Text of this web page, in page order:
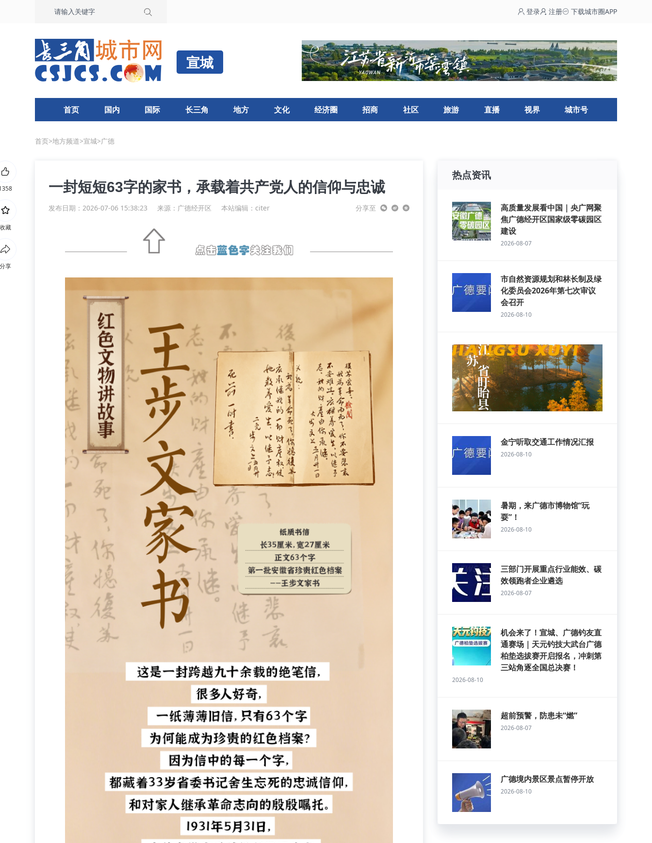
登录 注册 下载城市圈APP
宣城
首页 国内 国际 长三角 地方 文化 经济圈 招商 社区 旅游 直播 视界 城市号
首页>地方频道>宣城>广德
一封短短63字的家书，承载着共产党人的信仰与忠诚
发布日期：2026-07-06 15:38:23 来源： 广德经开区 本站编辑：citer 分享至
热点资讯
高质量发展看中国｜央广网聚
焦广德经开区国家级零碳园区
建设
2026-08-07
市自然资源规划和林长制及绿
化委员会2026年第七次审议
会召开
2026-08-10
金宁听取交通工作情况汇报
2026-08-10
暑期，来广德市博物馆“玩
耍”！
2026-08-10
三部门开展重点行业能效、碳
效领跑者企业遴选
2026-08-07
机会来了！宣城、广德钓友直
通赛场｜天元钓技大武台广德
柏垫选拔赛开启报名，冲刺第
三站角逐全国总决赛！
2026-08-10
超前预警，防患未“燃”
2026-08-07
广德境内景区景点暂停开放
2026-08-10
收藏
分享